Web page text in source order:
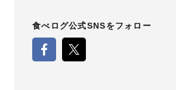
食べログ公式SNSをフォロー